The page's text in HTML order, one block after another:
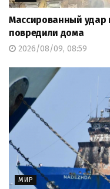
Массированный удар
повредили дома
2026/08/09, 08:59
МИР